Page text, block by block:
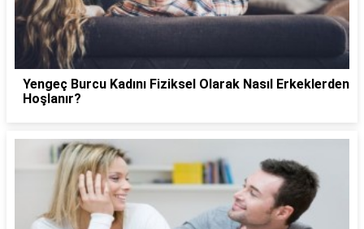
Yengeç Burcu Kadını Fiziksel Olarak Nasıl Erkeklerden
Hoşlanır?